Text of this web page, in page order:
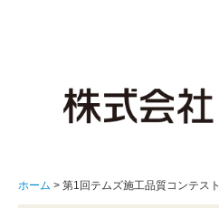
テムズについて
会社概要・沿革
ホーム 第1回テムズ施工品質コンテスト